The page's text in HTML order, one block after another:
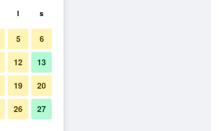
l s
5 6
12 13
19 20
26 27